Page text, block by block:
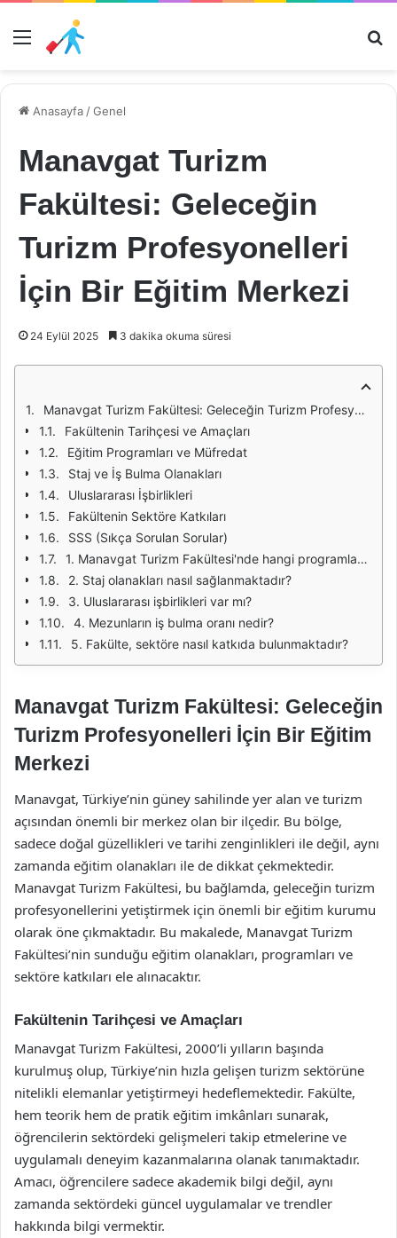
Menü
Anasayfa /Genel
Manavgat Turizm
Fakültesi: Geleceğin
Turizm Profesyonelleri
İçin Bir Eğitim Merkezi
24 Eylül 2025 3 dakika okuma süresi
Manavgat Turizm Fakültesi: Geleceğin Turizm Profesyonelleri İçin Bir Eğitim Merkezi
Fakültenin Tarihçesi ve Amaçları
Eğitim Programları ve Müfredat
Staj ve İş Bulma Olanakları
Uluslararası İşbirlikleri
Fakültenin Sektöre Katkıları
SSS (Sıkça Sorulan Sorular)
1. Manavgat Turizm Fakültesi'nde hangi programlar bulunmaktadır?
2. Staj olanakları nasıl sağlanmaktadır?
3. Uluslararası işbirlikleri var mı?
4. Mezunların iş bulma oranı nedir?
5. Fakülte, sektöre nasıl katkıda bulunmaktadır?
Manavgat Turizm Fakültesi: Geleceğin
Turizm Profesyonelleri İçin Bir Eğitim
Merkezi
Manavgat, Türkiye’nin güney sahilinde yer alan ve turizm
açısından önemli bir merkez olan bir ilçedir. Bu bölge,
sadece doğal güzellikleri ve tarihi zenginlikleri ile değil, aynı
zamanda eğitim olanakları ile de dikkat çekmektedir.
Manavgat Turizm Fakültesi, bu bağlamda, geleceğin turizm
profesyonellerini yetiştirmek için önemli bir eğitim kurumu
olarak öne çıkmaktadır. Bu makalede, Manavgat Turizm
Fakültesi’nin sunduğu eğitim olanakları, programları ve
sektöre katkıları ele alınacaktır.
Fakültenin Tarihçesi ve Amaçları
Manavgat Turizm Fakültesi, 2000’li yılların başında
kurulmuş olup, Türkiye’nin hızla gelişen turizm sektörüne
nitelikli elemanlar yetiştirmeyi hedeflemektedir. Fakülte,
hem teorik hem de pratik eğitim imkânları sunarak,
öğrencilerin sektördeki gelişmeleri takip etmelerine ve
uygulamalı deneyim kazanmalarına olanak tanımaktadır.
Amacı, öğrencilere sadece akademik bilgi değil, aynı
zamanda sektördeki güncel uygulamalar ve trendler
hakkında bilgi vermektir.